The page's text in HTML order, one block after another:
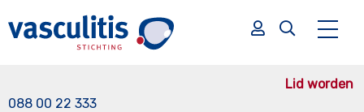
088 00 22 333
Lid worden